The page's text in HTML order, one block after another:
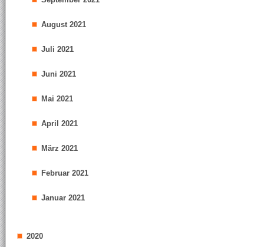
August 2021
Juli 2021
Juni 2021
Mai 2021
April 2021
März 2021
Februar 2021
Januar 2021
2020